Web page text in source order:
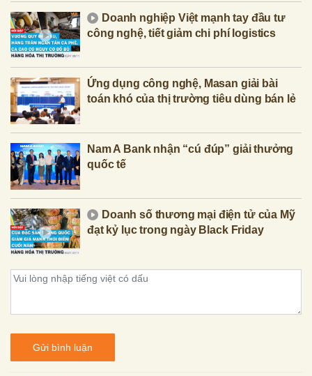
Doanh nghiệp Việt mạnh tay đầu tư
công nghệ, tiết giảm chi phí logistics
Ứng dụng công nghệ, Masan giải bài
toán khó của thị trường tiêu dùng bán lẻ
Nam A Bank nhận “cú đúp” giải thưởng
quốc tế
Doanh số thương mại điện tử của Mỹ
đạt kỷ lục trong ngày Black Friday
Gửi bình luận